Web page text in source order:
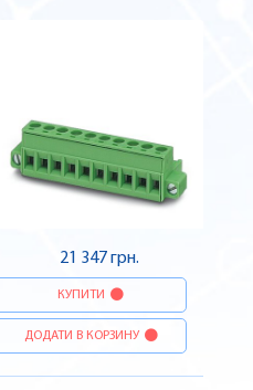
21 347 грн.
КУПИТИ
ДОДАТИ В КОРЗИНУ